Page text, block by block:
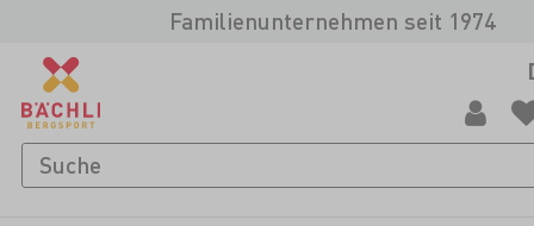
Familienunternehmen seit 1974